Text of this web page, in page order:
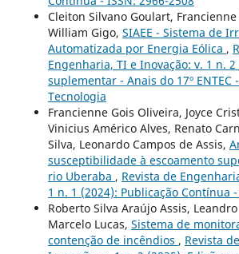
Cleiton Silvano Goulart,
William Gigo, SIAEE - Sistema de
Automatizada por Energia Eólica ,
Engenharia, TI e Inovação: v. 1 n. 2
suplementar - Anais do 17º ENTEC
Tecnologia
Francienne Gois Oliveira, Joyce
Vinicius Américo Alves, Renato
Silva, Leonardo Campos de Assis,
susceptibilidade à escoamento
rio Uberaba , Revista de
1 n. 1 (2024): Publicação Contínua
Roberto Silva Araújo Assis,
Marcelo Lucas, Sistema de
contenção de incêndios , Revista